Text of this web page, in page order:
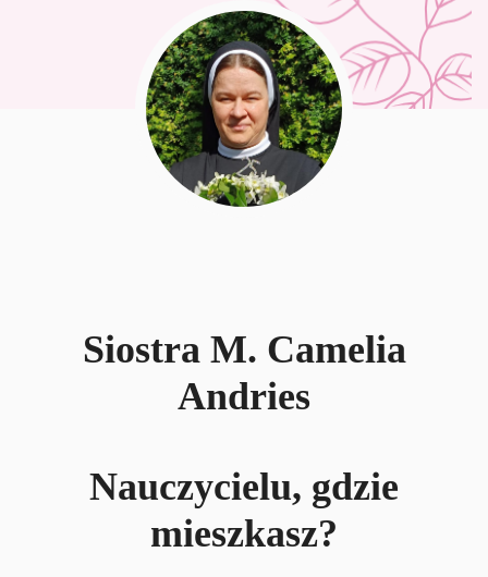
Siostra M. Camelia
Andries
Nauczycielu, gdzie
mieszkasz?